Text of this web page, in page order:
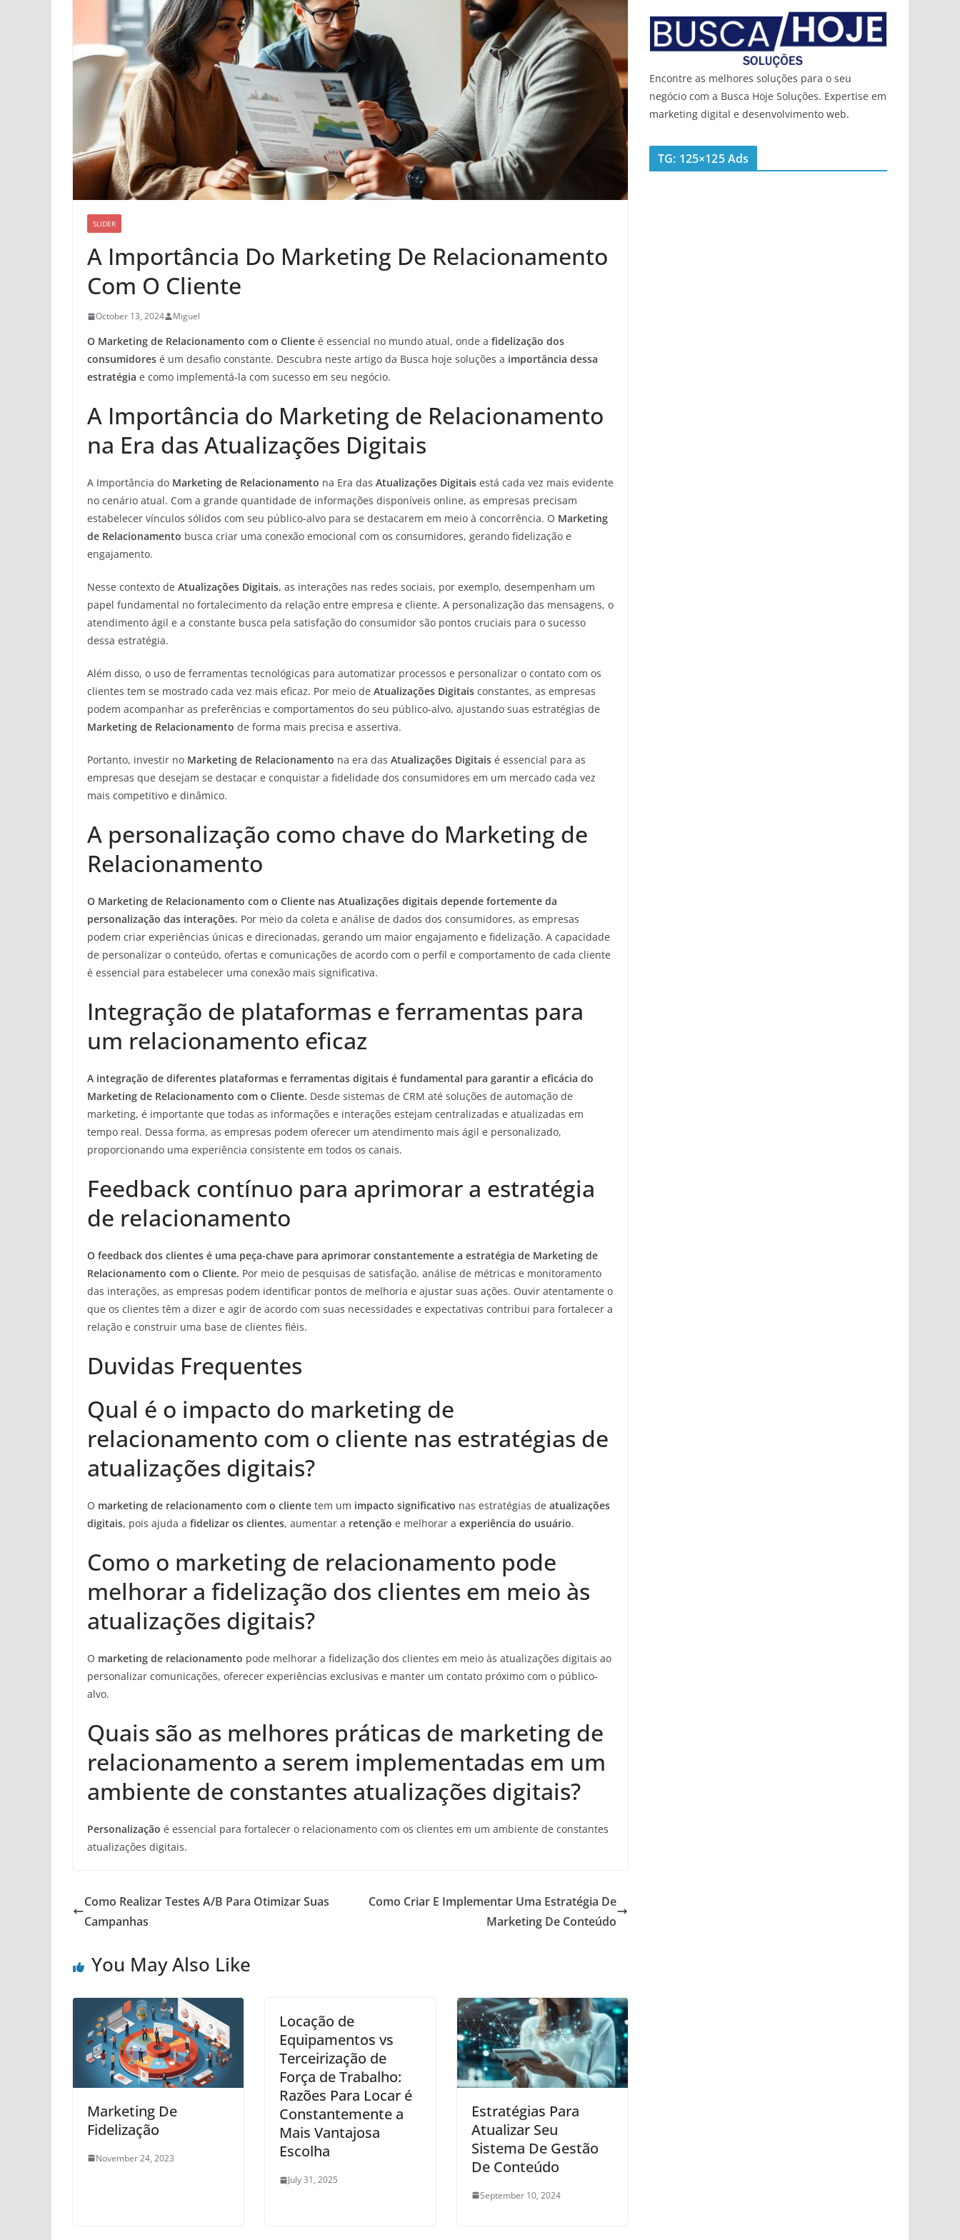
SLIDER
A Importância Do Marketing De Relacionamento
Com O Cliente
October 13, 2024 Miguel
O Marketing de Relacionamento com o Cliente é essencial no mundo atual, onde a fidelização dos
consumidores é um desafio constante. Descubra neste artigo da Busca hoje soluções a importância dessa
estratégia e como implementá-la com sucesso em seu negócio.
A Importância do Marketing de Relacionamento
na Era das Atualizações Digitais
A Importância do Marketing de Relacionamento na Era das Atualizações Digitais está cada vez mais evidente
no cenário atual. Com a grande quantidade de informações disponíveis online, as empresas precisam
estabelecer vínculos sólidos com seu público-alvo para se destacarem em meio à concorrência. O Marketing
de Relacionamento busca criar uma conexão emocional com os consumidores, gerando fidelização e
engajamento.
Nesse contexto de Atualizações Digitais, as interações nas redes sociais, por exemplo, desempenham um
papel fundamental no fortalecimento da relação entre empresa e cliente. A personalização das mensagens, o
atendimento ágil e a constante busca pela satisfação do consumidor são pontos cruciais para o sucesso
dessa estratégia.
Além disso, o uso de ferramentas tecnológicas para automatizar processos e personalizar o contato com os
clientes tem se mostrado cada vez mais eficaz. Por meio de Atualizações Digitais constantes, as empresas
podem acompanhar as preferências e comportamentos do seu público-alvo, ajustando suas estratégias de
Marketing de Relacionamento de forma mais precisa e assertiva.
Portanto, investir no Marketing de Relacionamento na era das Atualizações Digitais é essencial para as
empresas que desejam se destacar e conquistar a fidelidade dos consumidores em um mercado cada vez
mais competitivo e dinâmico.
A personalização como chave do Marketing de
Relacionamento
O Marketing de Relacionamento com o Cliente nas Atualizações digitais depende fortemente da
personalização das interações. Por meio da coleta e análise de dados dos consumidores, as empresas
podem criar experiências únicas e direcionadas, gerando um maior engajamento e fidelização. A capacidade
de personalizar o conteúdo, ofertas e comunicações de acordo com o perfil e comportamento de cada cliente
é essencial para estabelecer uma conexão mais significativa.
Integração de plataformas e ferramentas para
um relacionamento eficaz
A integração de diferentes plataformas e ferramentas digitais é fundamental para garantir a eficácia do
Marketing de Relacionamento com o Cliente. Desde sistemas de CRM até soluções de automação de
marketing, é importante que todas as informações e interações estejam centralizadas e atualizadas em
tempo real. Dessa forma, as empresas podem oferecer um atendimento mais ágil e personalizado,
proporcionando uma experiência consistente em todos os canais.
Feedback contínuo para aprimorar a estratégia
de relacionamento
O feedback dos clientes é uma peça-chave para aprimorar constantemente a estratégia de Marketing de
Relacionamento com o Cliente. Por meio de pesquisas de satisfação, análise de métricas e monitoramento
das interações, as empresas podem identificar pontos de melhoria e ajustar suas ações. Ouvir atentamente o
que os clientes têm a dizer e agir de acordo com suas necessidades e expectativas contribui para fortalecer a
relação e construir uma base de clientes fiéis.
Duvidas Frequentes
Qual é o impacto do marketing de
relacionamento com o cliente nas estratégias de
atualizações digitais?
O marketing de relacionamento com o cliente tem um impacto significativo nas estratégias de atualizações
digitais, pois ajuda a fidelizar os clientes, aumentar a retenção e melhorar a experiência do usuário.
Como o marketing de relacionamento pode
melhorar a fidelização dos clientes em meio às
atualizações digitais?
O marketing de relacionamento pode melhorar a fidelização dos clientes em meio às atualizações digitais ao
personalizar comunicações, oferecer experiências exclusivas e manter um contato próximo com o público-
alvo.
Quais são as melhores práticas de marketing de
relacionamento a serem implementadas em um
ambiente de constantes atualizações digitais?
Personalização é essencial para fortalecer o relacionamento com os clientes em um ambiente de constantes
atualizações digitais.
Como Realizar Testes A/B Para Otimizar Suas
Campanhas
Como Criar E Implementar Uma Estratégia De
Marketing De Conteúdo
You May Also Like
Marketing De
Fidelização
November 24, 2023
Locação de
Equipamentos vs
Terceirização de
Força de Trabalho:
Razões Para Locar é
Constantemente a
Mais Vantajosa
Escolha
July 31, 2025
Estratégias Para
Atualizar Seu
Sistema De Gestão
De Conteúdo
September 10, 2024
Encontre as melhores soluções para o seu
negócio com a Busca Hoje Soluções. Expertise em
marketing digital e desenvolvimento web.
TG: 125×125 Ads